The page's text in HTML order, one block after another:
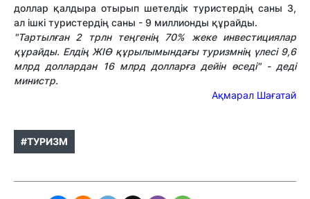
доллар қалдыра отырып шетелдік туристердің саны 3,
ал ішкі туристердің саны - 9 миллионды құрайды.
"Тартылған 2 трлн теңгенің 70% жеке инвестициялар
құрайды. Елдің ЖІӨ құрылымындағы туризмнің үлесі 9,6
млрд доллардан 16 млрд долларға дейін өседі" - деді
министр.
Ақмарал Шағатай
#ТУРИЗМ